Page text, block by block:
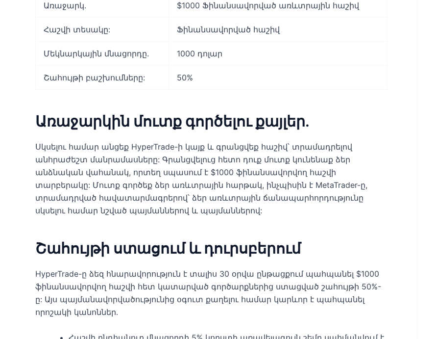
Առաջարկ. $1000 Ֆինանսավորված առևտրային հաշիվ
Հաշվի տեսակը: Ֆինանսավորված հաշիվ
Մեկնարկային մնացորդը. 1000 դոլար
Շահույթի բաշխումները: 50%
Առաջարկին մուտք գործելու քայլեր.
Սկսելու համար անցեք HyperTrade-ի կայք և գրանցվեք հաշիվ՝ տրամադրելով
անհրաժեշտ մանրամասները: Գրանցվելուց հետո դուք մուտք կունենաք ձեր
անձնական վահանակ, որտեղ սպասում է $1000 ֆինանսավորվող հաշվի
տարբերակը: Մուտք գործեք ձեր առևտրային հարթակ, ինչպիսին է MetaTrader-ը,
տրամադրված հավատարմագրերով՝ ձեր առևտրային ճանապարհորդությունը
սկսելու համար նշված պայմաններով և պայմաններով:
Շահույթի ստացում և դուրսբերում
HyperTrade-ը ձեզ հնարավորություն է տալիս 30 օրվա ընթացքում պահպանել $1000
ֆինանսավորվող հաշվի հետ կատարված գործարքներից ստացված շահույթի 50%-
ը: Այս պայմանավորվածությունից օգուտ քաղելու համար կարևոր է պահպանել
որոշակի կանոններ.